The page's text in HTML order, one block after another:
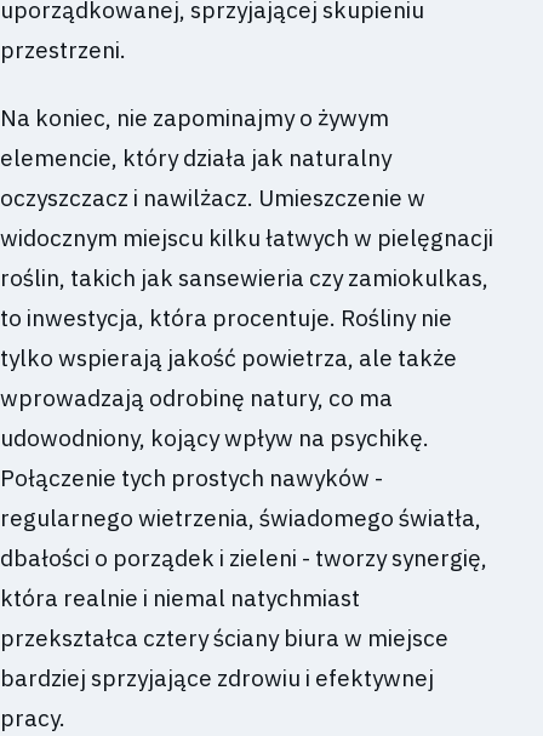
uporządkowanej, sprzyjającej skupieniu
przestrzeni.
Na koniec, nie zapominajmy o żywym
elemencie, który działa jak naturalny
oczyszczacz i nawilżacz. Umieszczenie w
widocznym miejscu kilku łatwych w pielęgnacji
roślin, takich jak sansewieria czy zamiokulkas,
to inwestycja, która procentuje. Rośliny nie
tylko wspierają jakość powietrza, ale także
wprowadzają odrobinę natury, co ma
udowodniony, kojący wpływ na psychikę.
Połączenie tych prostych nawyków -
regularnego wietrzenia, świadomego światła,
dbałości o porządek i zieleni - tworzy synergię,
która realnie i niemal natychmiast
przekształca cztery ściany biura w miejsce
bardziej sprzyjające zdrowiu i efektywnej
pracy.